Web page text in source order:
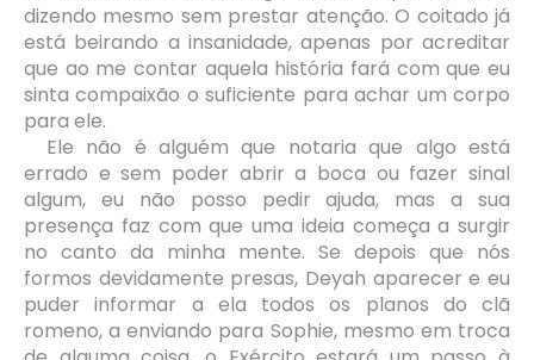
dizendo mesmo sem prestar atenção. O coitado já
está beirando a insanidade, apenas por acreditar
que ao me contar aquela história fará com que eu
sinta compaixão o suficiente para achar um corpo
para ele.
Ele não é alguém que notaria que algo está
errado e sem poder abrir a boca ou fazer sinal
algum, eu não posso pedir ajuda, mas a sua
presença faz com que uma ideia começa a surgir
no canto da minha mente. Se depois que nós
formos devidamente presas, Deyah aparecer e eu
puder informar a ela todos os planos do clã
romeno, a enviando para Sophie, mesmo em troca